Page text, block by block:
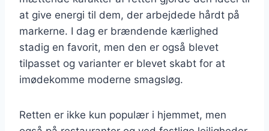
at give energi til dem, der arbejdede hårdt på
markerne. I dag er brændende kærlighed
stadig en favorit, men den er også blevet
tilpasset og varianter er blevet skabt for at
imødekomme moderne smagsløg.
Retten er ikke kun populær i hjemmet, men